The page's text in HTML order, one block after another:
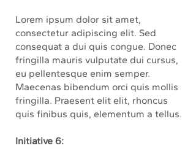
Lorem ipsum dolor sit amet,
consectetur adipiscing elit. Sed
consequat a dui quis congue. Donec
fringilla mauris vulputate dui cursus,
eu pellentesque enim semper.
Maecenas bibendum orci quis mollis
fringilla. Praesent elit elit, rhoncus
quis finibus quis, elementum a tellus.
Initiative 6: